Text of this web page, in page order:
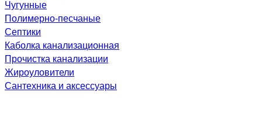
Чугунные
Полимерно-песчаные
Септики
Каболка канализационная
Прочистка канализации
Жироуловители
Сантехника и аксессуары